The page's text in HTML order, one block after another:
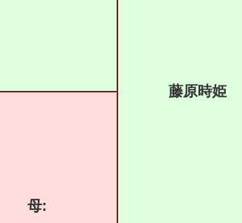
藤原時姫
母: